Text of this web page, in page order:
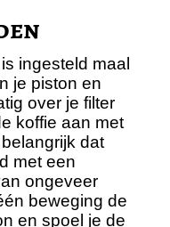
ingesteld maal
je piston en
over je filter
koffie aan met
dat
met een
ongeveer
beweging de
en spoel je de